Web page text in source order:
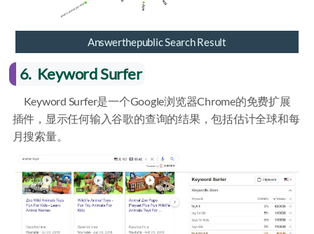
Answerthepublic Search Result
6. Keyword Surfer
Keyword Surfer是一个Google浏览器Chrome的免费扩展
插件，显示任何输入谷歌的查询的结果，包括估计全球和每
月搜索量。